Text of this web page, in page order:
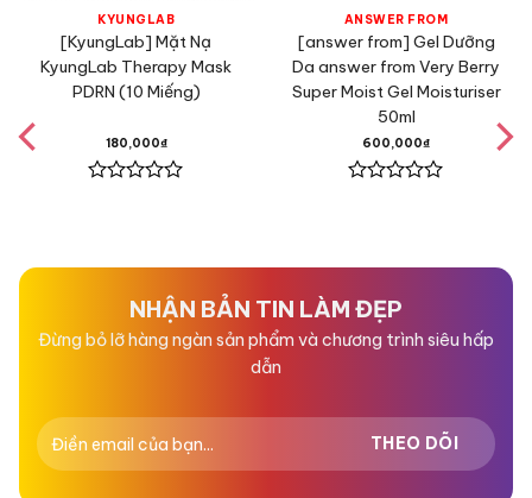
KYUNGLAB
[KyungLab] Mặt Nạ
KyungLab Therapy Mask
PDRN (10 Miếng)
180,000₫
5
ANSWER FROM
[answer from] Gel Dưỡng
Da answer from Very Berry
Super Moist Gel Moisturiser
50ml
600,000₫
5
NHẬN BẢN TIN LÀM ĐẸP
Đừng bỏ lỡ hàng ngàn sản phẩm và chương trình siêu hấp
dẫn